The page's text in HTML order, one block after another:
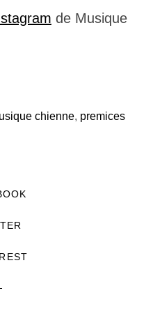
de Musique
chienne, premices